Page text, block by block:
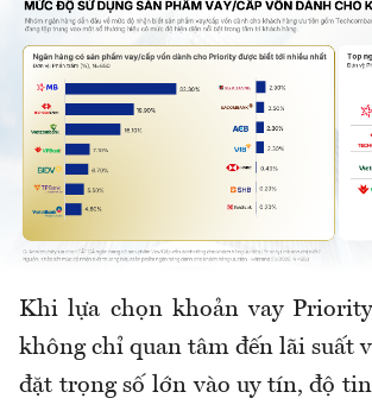
Khi lựa chọn khoản vay
không chỉ quan tâm đến lãi suất
đặt trọng số lớn vào uy tín, độ tin